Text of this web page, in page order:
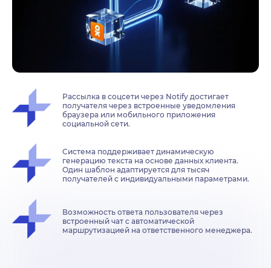
Рассылка в соцсети через Notify достигает
получателя через встроенные уведомления
браузера или мобильного приложения
социальной сети.
Система поддерживает динамическую
генерацию текста на основе данных клиента.
Один шаблон адаптируется для тысяч
получателей с индивидуальными параметрами.
Возможность ответа пользователя через
встроенный чат с автоматической
маршрутизацией на ответственного менеджера.